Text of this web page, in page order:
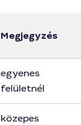
Megjegyzés
egyenes
felületnél
közepes